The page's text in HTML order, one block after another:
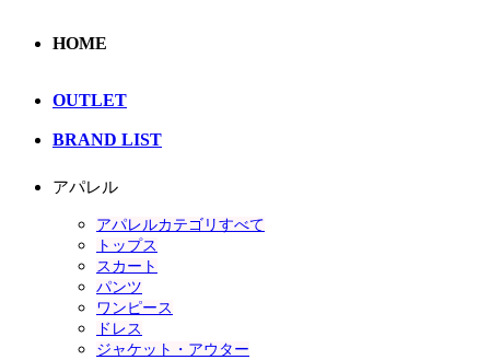
HOME
OUTLET
BRAND LIST
アパレル
アパレルカテゴリすべて
トップス
スカート
パンツ
ワンピース
ドレス
ジャケット・アウター